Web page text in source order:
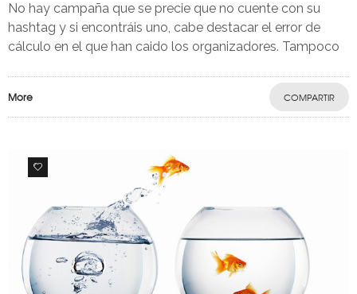
No hay campaña que se precie que no cuente con su
hashtag y si encontráis uno, cabe destacar el error de
cálculo en el que han caido los organizadores. Tampoco
More COMPARTIR
0